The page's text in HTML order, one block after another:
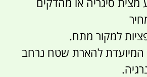
למקור מתח.
המיועדת להארת שטח נרחב